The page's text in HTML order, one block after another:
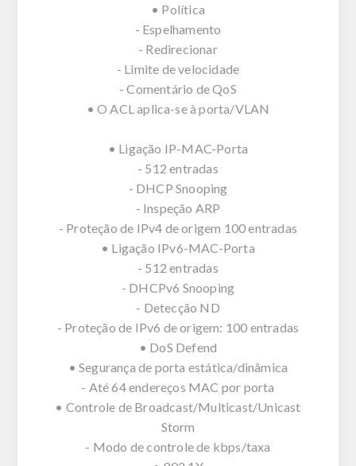
• Política
- Espelhamento
- Redirecionar
- Limite de velocidade
- Comentário de QoS
• O ACL aplica-se à porta/VLAN
• Ligação IP-MAC-Porta
- 512 entradas
- DHCP Snooping
- Inspeção ARP
- Proteção de IPv4 de origem 100 entradas
• Ligação IPv6-MAC-Porta
- 512 entradas
- DHCPv6 Snooping
- Detecção ND
- Proteção de IPv6 de origem: 100 entradas
• DoS Defend
• Segurança de porta estática/dinâmica
- Até 64 endereços MAC por porta
• Controle de Broadcast/Multicast/Unicast
Storm
- Modo de controle de kbps/taxa